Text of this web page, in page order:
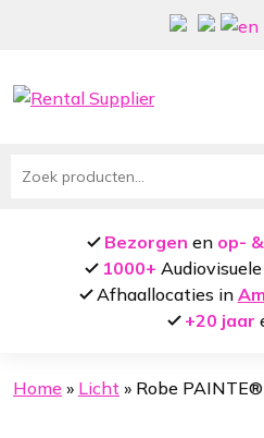
navigatie
inhoud
Zoeken
Bezorgen en op-
1000+
Afhaallocaties in
+20 jaar
Home » Licht » Robe PAINTE®